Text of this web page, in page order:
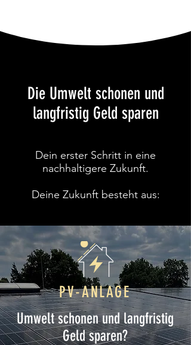
Die Umwelt schonen und
langfristig Geld sparen
Dein erster Schritt in eine
nachhaltigere Zukunft.
Deine Zukunft besteht aus:
PV-ANLAGE
Umwelt schonen und langfristig
Geld sparen?